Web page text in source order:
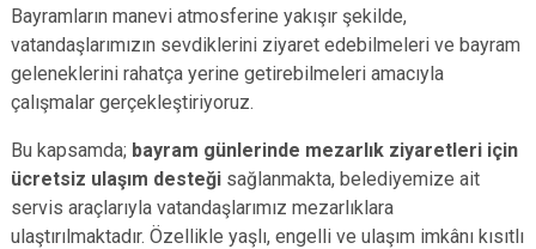
Bayramların manevi atmosferine yakışır şekilde,
vatandaşlarımızın sevdiklerini ziyaret edebilmeleri ve bayram
geleneklerini rahatça yerine getirebilmeleri amacıyla
çalışmalar gerçekleştiriyoruz.
Bu kapsamda; bayram günlerinde mezarlık ziyaretleri için
ücretsiz ulaşım desteği sağlanmakta, belediyemize ait
servis araçlarıyla vatandaşlarımız mezarlıklara
ulaştırılmaktadır. Özellikle yaşlı, engelli ve ulaşım imkânı kısıtlı